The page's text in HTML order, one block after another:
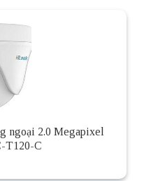
ngoại 2.0 Megapixel
T120-C